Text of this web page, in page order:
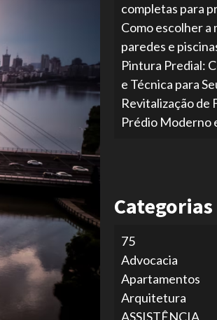
completas para
Como escolher a
paredes e
Pintura Predial:
e Técnica para
Revitalização de
Prédio Moderno
Categorias
75
Advocacia
Apartamentos
Arquitetura
ASSISTÊNCIA